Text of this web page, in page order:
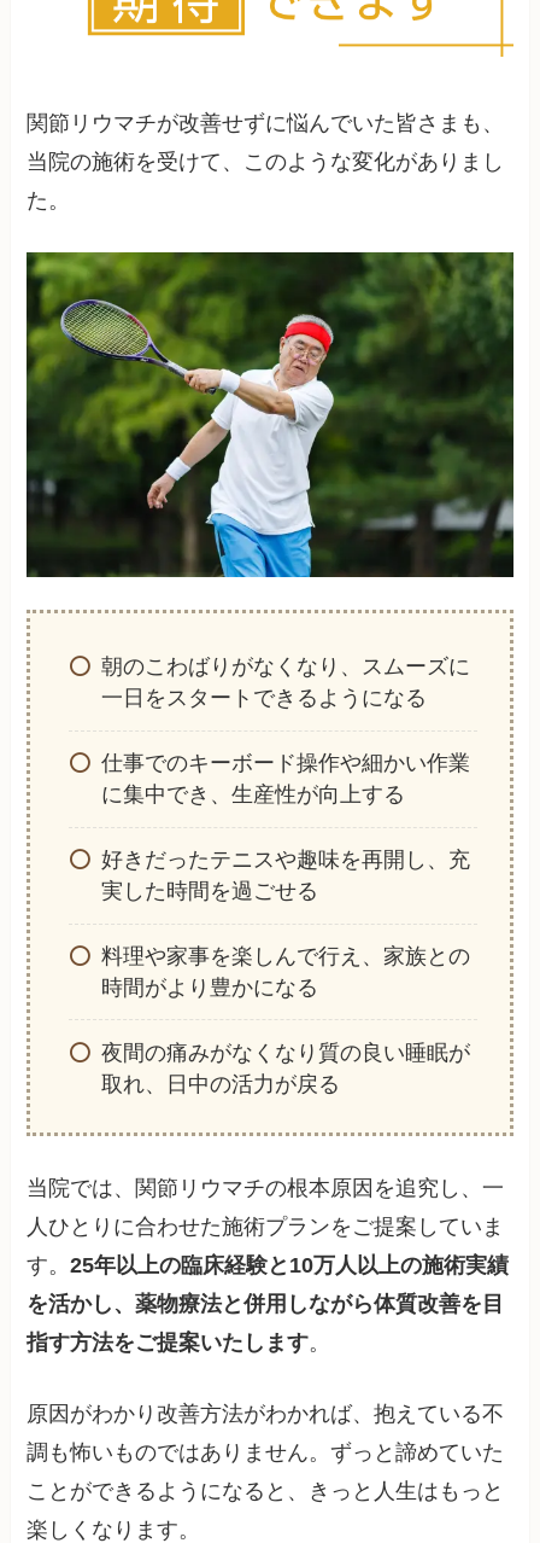
関節リウマチが改善せずに悩んでいた皆さまも、
当院の施術を受けて、このような変化がありまし
た。
朝のこわばりがなくなり、スムーズに
一日をスタートできるようになる
仕事でのキーボード操作や細かい作業
に集中でき、生産性が向上する
好きだったテニスや趣味を再開し、充
実した時間を過ごせる
料理や家事を楽しんで行え、家族との
時間がより豊かになる
夜間の痛みがなくなり質の良い睡眠が
取れ、日中の活力が戻る
当院では、関節リウマチの根本原因を追究し、一
人ひとりに合わせた施術プランをご提案していま
す。25年以上の臨床経験と10万人以上の施術実績
を活かし、薬物療法と併用しながら体質改善を目
指す方法をご提案いたします。
原因がわかり改善方法がわかれば、抱えている不
調も怖いものではありません。ずっと諦めていた
ことができるようになると、きっと人生はもっと
楽しくなります。